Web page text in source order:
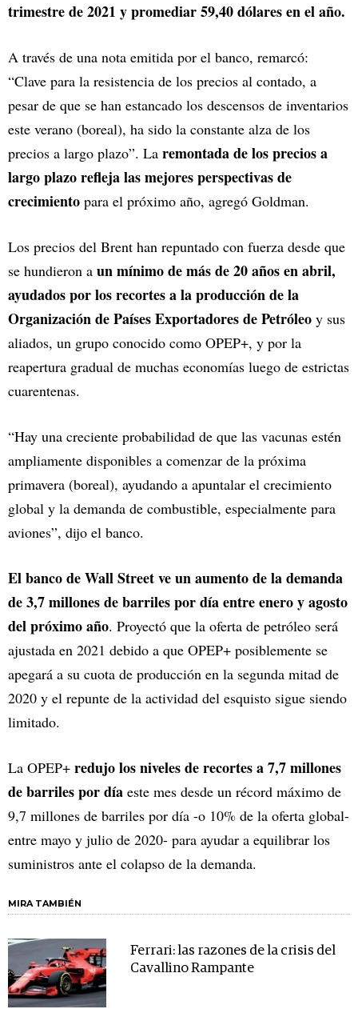
trimestre de 2021 y promediar 59,40 dólares en el año.
A través de una nota emitida por el banco, remarcó:
“Clave para la resistencia de los precios al contado, a
pesar de que se han estancado los descensos de inventarios
este verano (boreal), ha sido la constante alza de los
precios a largo plazo”. La remontada de los precios a
largo plazo refleja las mejores perspectivas de
crecimiento para el próximo año, agregó Goldman.
Los precios del Brent han repuntado con fuerza desde que
se hundieron a un mínimo de más de 20 años en abril,
ayudados por los recortes a la producción de la
Organización de Países Exportadores de Petróleo y sus
aliados, un grupo conocido como OPEP+, y por la
reapertura gradual de muchas economías luego de estrictas
cuarentenas.
“Hay una creciente probabilidad de que las vacunas estén
ampliamente disponibles a comenzar de la próxima
primavera (boreal), ayudando a apuntalar el crecimiento
global y la demanda de combustible, especialmente para
aviones”, dijo el banco.
El banco de Wall Street ve un aumento de la demanda
de 3,7 millones de barriles por día entre enero y agosto
del próximo año. Proyectó que la oferta de petróleo será
ajustada en 2021 debido a que OPEP+ posiblemente se
apegará a su cuota de producción en la segunda mitad de
2020 y el repunte de la actividad del esquisto sigue siendo
limitado.
La OPEP+ redujo los niveles de recortes a 7,7 millones
de barriles por día este mes desde un récord máximo de
9,7 millones de barriles por día -o 10% de la oferta global-
entre mayo y julio de 2020- para ayudar a equilibrar los
suministros ante el colapso de la demanda.
MIRA TAMBIÉN
Ferrari: las razones de la crisis del
Cavallino Rampante